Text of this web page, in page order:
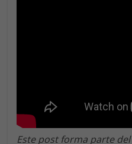
Este post forma parte del